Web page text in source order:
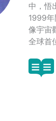
中，悟
1999
像宇宙
全球首